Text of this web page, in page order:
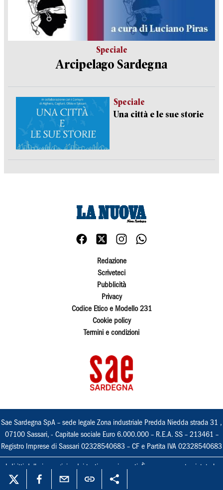
Speciale
Arcipelago Sardegna
Speciale
Una città e le sue storie
Redazione
Scriveteci
Pubblicità
Privacy
Codice Etico e Modello 231
Cookie policy
Termini e condizioni
Sae Sardegna SpA – sede legale Zona industriale Predda Niedda strada 31 ,
07100 Sassari, - Capitale sociale Euro 6.000.000 – R.E.A. SS – 213461 –
Registro Imprese di Sassari 02328540683 – CF e Partita IVA 02328540683
I diritti delle immagini e dei testi sono riservati. È espressamente vietata la
loro riproduzione con qualsiasi mezzo e l'adattamento totale o parziale.